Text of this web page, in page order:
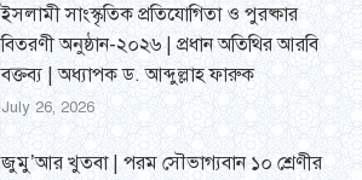
ইসলামী সাংস্কৃতিক প্রতিযোগিতা ও পুরষ্কার
বিতরণী অনুষ্ঠান-২০২৬ | প্রধান অতিথির আরবি
বক্তব্য | অধ্যাপক ড. আব্দুল্লাহ ফারুক
July 26, 2026
জুমু’আর খুতবা | পরম সৌভাগ্যবান ১০ শ্রেণীর